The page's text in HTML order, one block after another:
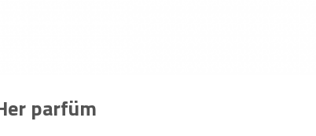
parfüm